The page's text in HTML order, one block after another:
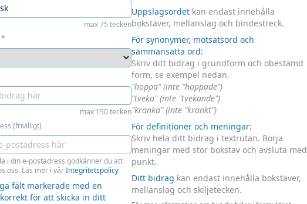
max 75 tecken
*
max 150 tecken
(frivilligt)
i din e-postadress godkänner du att
oss. Läs mer i vårIntegritetspolicy
fält markerade med en
för att skicka in ditt
Uppslagsordet kan endast innehålla
bokstäver, mellanslag och bindestreck.
För synonymer, motsatsord och
sammansatta ord:
Skriv ditt bidrag i grundform och obestämd
form, se exempel nedan.
"hoppa" (inte "hoppade")
"tveka" (inte "tvekande")
"kränka" (inte "kränkt")
För definitioner och meningar:
Skriv hela ditt bidrag i textrutan. Börja
meningar med stor bokstav och avsluta med
punkt.
Ditt bidrag kan endast innehålla bokstäver,
mellanslag och skiljetecken.